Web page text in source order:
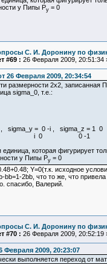
у Пипы Ру= 0
С. И. Доронину по
#69 : 26 Февраля 2009, 20:51:34
26 Февраля 2009, 20:34:54
размерности 2х2, записанная
sigma_0, т.е.:
sigma_y = 0 -i , sigma_z = 1 0
0 0 -1
которая фигурирует
у Пипы Ру= 0
Y=0(т.к. исходное
bb=1-2bb, что то же, что
спасибо, Валерий.
С. И. Доронину по
#70 : 26 Февраля 2009, 20:52:19
Февраля 2009, 20:23:07
выполняется переход от